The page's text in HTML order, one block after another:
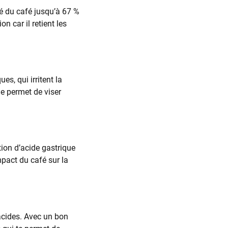
café jusqu’à 67 %
car il retient les
qui irritent la
permet de viser
d’acide gastrique
du café sur la
Avec un bon